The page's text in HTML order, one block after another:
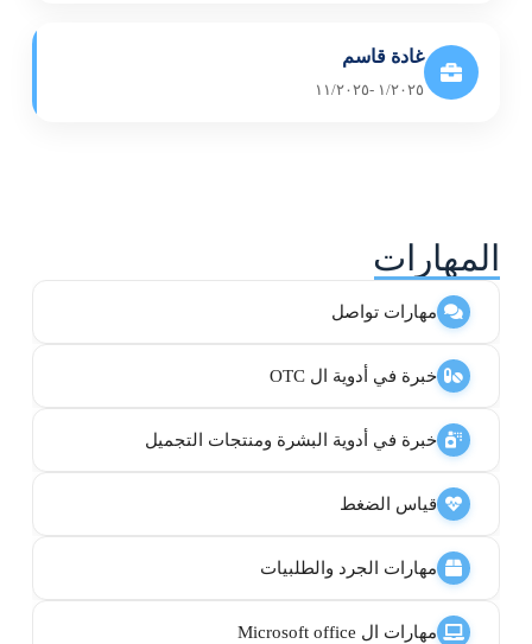
غادة قاسم
١/٢٠٢٥ -١١/٢٠٢٥
المهارات
مهارات تواصل
خبرة في أدوية ال OTC
خبرة في أدوية البشرة ومنتجات التجميل
قياس الضغط
مهارات الجرد والطلبيات
مهارات ال Microsoft office